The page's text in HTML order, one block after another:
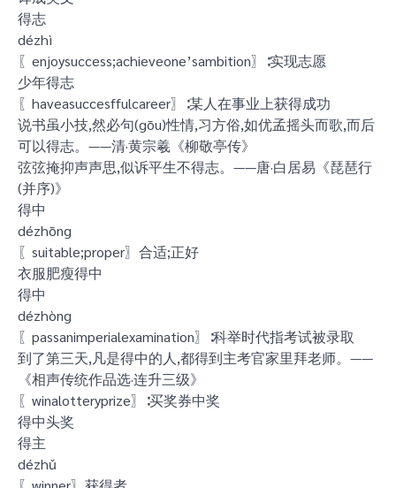
得志
dézhì
〖enjoysuccess;achieveone’sambition〗∶实现志愿
少年得志
〖haveasuccesffulcareer〗∶某人在事业上获得成功
说书虽小技,然必句(gōu)性情,习方俗,如优孟摇头而歌,而后
可以得志。——清·黄宗羲《柳敬亭传》
弦弦掩抑声声思,似诉平生不得志。——唐·白居易《琵琶行
(并序)》
得中
dézhōng
〖suitable;proper〗合适;正好
衣服肥瘦得中
得中
dézhòng
〖passanimperialexamination〗∶科举时代指考试被录取
到了第三天,凡是得中的人,都得到主考官家里拜老师。——
《相声传统作品选·连升三级》
〖winalotteryprize〗∶买奖券中奖
得中头奖
得主
dézhǔ